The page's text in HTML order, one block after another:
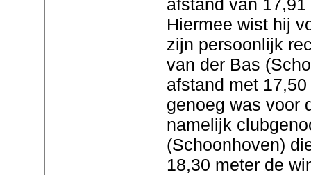
Hiermee wist hij
zijn persoonlijk
van der Bas
afstand met
genoeg was voor
namelijk
(Schoonhoven)
18,30 meter de